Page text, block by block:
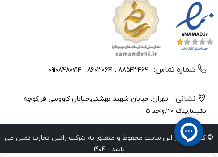
شماره تماس: 88543464 , 86030641
09108480714
نشانی:
تهران, خیابان شهید بهشتی,خیابان کاووسی فر,کوچه
نکیسا,پلاک 30,واحد 5
© کلیه حقوق این سایت محفوظ و متعلق به شرکت راتین تجارت ثمین می
باشد - 1404